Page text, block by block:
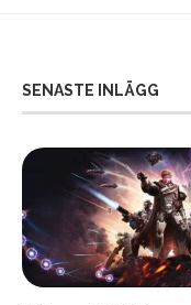
SENASTE INLÄGG